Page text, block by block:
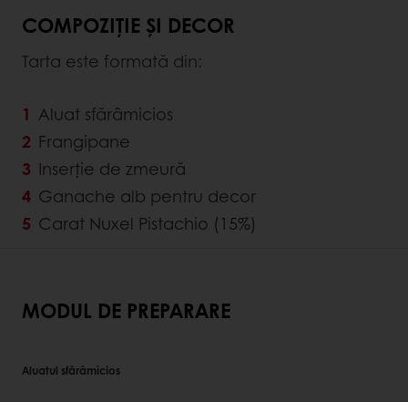
COMPOZIȚIE ȘI DECOR
Tarta este formată din:
Aluat sfărâmicios
Frangipane
Inserţie de zmeură
Ganache alb pentru decor
Carat Nuxel Pistachio (15%)
MODUL DE PREPARARE
Aluatul sfărâmicios